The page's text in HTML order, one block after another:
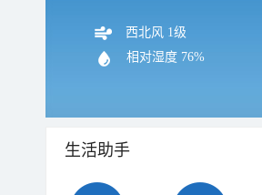
西北风 1级
相对湿度 76%
生活助手